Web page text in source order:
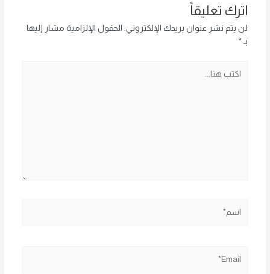
اترك تعليقاً
لن يتم نشر عنوان بريدك الإلكتروني. الحقول الإلزامية مشار إليها
بـ *
هنا...